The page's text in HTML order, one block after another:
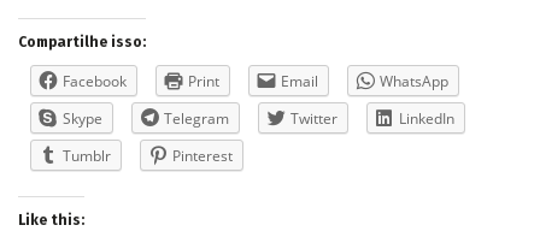
Compartilhe isso:
Facebook Print Email
WhatsApp
Skype
Telegram Twitter
LinkedIn
Tumblr
Pinterest
Like this: